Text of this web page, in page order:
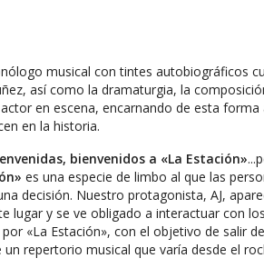
musical con tintes autobiográficos
así como la dramaturgia, la
en escena, encarnando de esta forma
en la historia.
bienvenidos a «La Estación»
es una especie de limbo al que las
decisión. Nuestro protagonista, AJ,
lugar y se ve obligado a interactuar con
«La Estación», con el objetivo de salir
repertorio musical que varía desde el